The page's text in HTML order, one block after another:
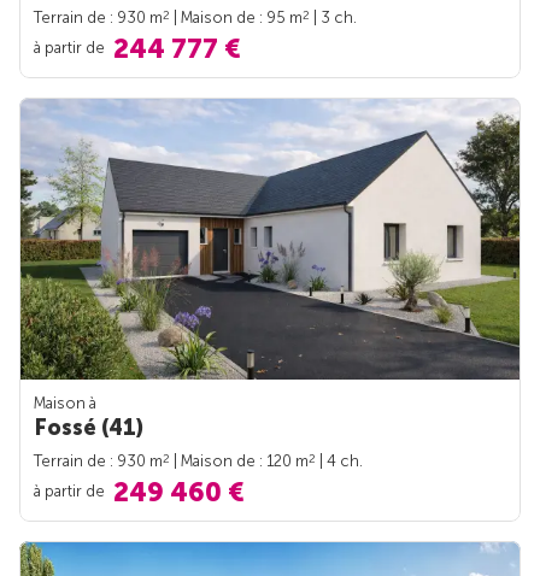
Terrain de : 930 m2 | Maison de : 95 m2
| 3 ch.
à partir de 244 777 €
Maison à
Fossé (41)
Terrain de : 930 m2 | Maison de : 120 m2
| 4 ch.
à partir de 249 460 €